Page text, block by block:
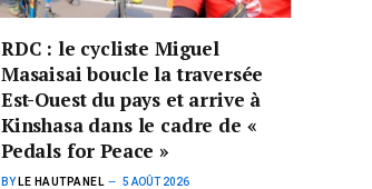
RDC : le cycliste Miguel
Masaisai boucle la traversée
Est-Ouest du pays et arrive à
Kinshasa dans le cadre de «
Pedals for Peace »
BY LE HAUTPANEL 5 AOÛT 2026